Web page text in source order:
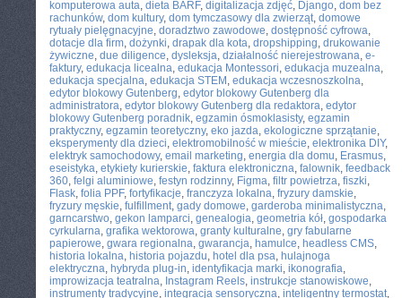
komputerowa auta, dieta BARF, digitalizacja zdjęć, Django, dom bez
rachunków, dom kultury, dom tymczasowy dla zwierząt, domowe
rytuały pielęgnacyjne, doradztwo zawodowe, dostępność cyfrowa,
dotacje dla firm, dożynki, drapak dla kota, dropshipping, drukowanie
żywiczne, due diligence, dysleksja, działalność nierejestrowana, e-
faktury, edukacja licealna, edukacja Montessori, edukacja muzealna,
edukacja specjalna, edukacja STEM , edukacja wczesnoszkolna,
edytor blokowy Gutenberg, edytor blokowy Gutenberg dla
administratora, edytor blokowy Gutenberg dla redaktora, edytor
blokowy Gutenberg poradnik, egzamin ósmoklasisty, egzamin
praktyczny, egzamin teoretyczny, eko jazda, ekologiczne sprzątanie,
eksperymenty dla dzieci, elektromobilność w mieście, elektronika DIY,
elektryk samochodowy, email marketing, energia dla domu, Erasmus,
eseistyka, etykiety kurierskie, faktura elektroniczna, falownik, feedback
360, felgi aluminiowe, festyn rodzinny, Figma, filtr powietrza, fiszki,
Flask, folia PPF, fortyfikacje, franczyza lokalna, fryzury damskie,
fryzury męskie, fulfillment, gady domowe, garderoba minimalistyczna,
garncarstwo, gekon lamparci, genealogia, geometria kół, gospodarka
cyrkularna, grafika wektorowa, granty kulturalne, gry fabularne
papierowe, gwara regionalna, gwarancja, hamulce, headless CMS,
historia lokalna, historia pojazdu, hotel dla psa, hulajnoga
elektryczna, hybryda plug-in, identyfikacja marki, ikonografia,
improwizacja teatralna, Instagram Reels, instrukcje stanowiskowe,
instrumenty tradycyjne, integracja sensoryczna, inteligentny termostat,